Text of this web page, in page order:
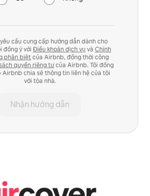
cầu cung cấp hướng dẫn dành cho
đồng ý với Điều khoản dịch vụ và Chính
phân biệtcủa Airbnb, đồng thời công
quyền riêng tưcủa Airbnb. Tôi đồng
Airbnb chia sẻ thông tin liên hệ của tôi
với tòa nhà.
Nhận hướng dẫn